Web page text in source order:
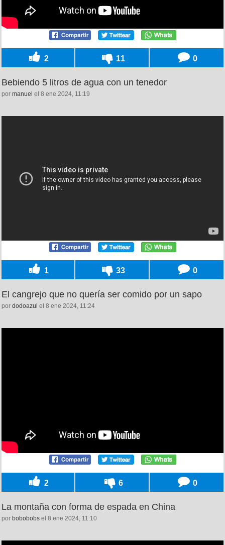
2 11 0
Bebiendo 5 litros de agua con un tenedor
por manuel el 8 ene 2024, 11:19
1 33 0
El cangrejo que no quería ser comido por un sapo
por dodoazul el 8 ene 2024, 11:24
2 6 0
La montaña con forma de espada en China
por bobobobs el 8 ene 2024, 11:10